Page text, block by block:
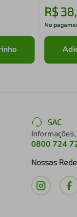
R$ 38,
No
SAC
0800 724
Nossas